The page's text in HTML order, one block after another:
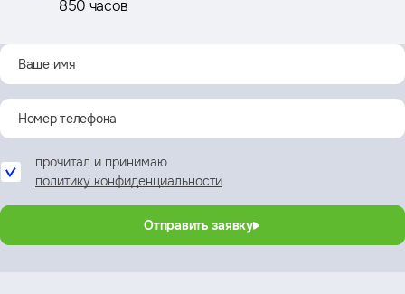
850 часов
прочитал и принимаю
политику конфиденциальности
Отправить заявку